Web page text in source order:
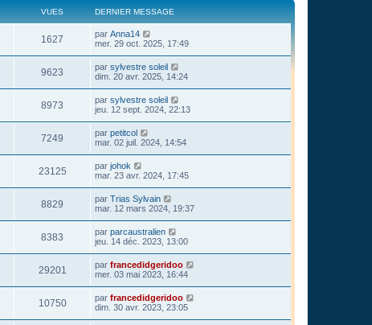
VUES DERNIER MESSAGE
1627 par Anna14
mer. 29 oct. 2025, 17:49
9623 par sylvestre soleil
dim. 20 avr. 2025, 14:24
8973 par sylvestre soleil
jeu. 12 sept. 2024, 22:13
7249 par petitcol
mar. 02 juil. 2024, 14:54
23125 par johok
mar. 23 avr. 2024, 17:45
8829 par Trias Sylvain
mar. 12 mars 2024, 19:37
8383 par parcaustralien
jeu. 14 déc. 2023, 13:00
29201 par francedidgeridoo
mer. 03 mai 2023, 16:44
10750 par francedidgeridoo
dim. 30 avr. 2023, 23:05